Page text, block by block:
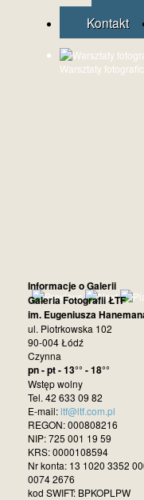
Kontakt
Warsztaty
Informacje o Galerii
Galeria Fotografii ŁTF
im. Eugeniusza
ul. Piotrkowska 102
90-004 Łódź
Czynna
pn - pt - 13°° - 18°°
Wstęp wolny
Tel. 42 633 09 82
E-mail:ltf@ltf.com.pl
REGON: 000808216
NIP: 725 001 19 59
KRS: 0000108594
Nr konta: 13 1020 3352
0074 2676
kod SWIFT: BPKOPLPW